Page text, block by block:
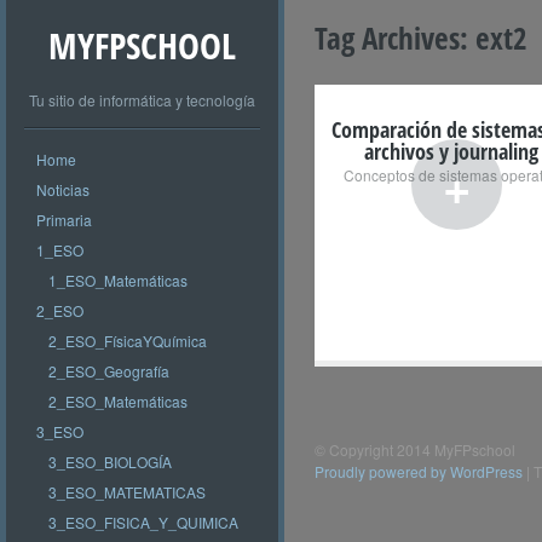
MYFPSCHOOL
Tu sitio de informática y tecnología
Home
Noticias
Primaria
1_ESO
1_ESO_Matemáticas
2_ESO
2_ESO_FísicaYQuímica
2_ESO_Geografía
2_ESO_Matemáticas
3_ESO
3_ESO_BIOLOGÍA
3_ESO_MATEMATICAS
3_ESO_FISICA_Y_QUIMICA
Tag Archives: ext2
+
Comparación de
archivos y journaling
Conceptos de sistemas
© Copyright 2014 MyFPschool
Proudly powered by WordPress